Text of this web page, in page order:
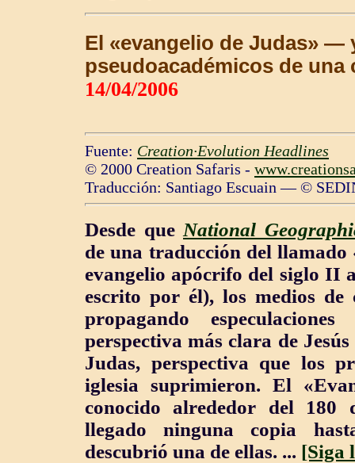
El «evangelio de Judas» —
pseudoacadémicos de una
14/04/2006
Fuente: Creation·Evolution Headlines
© 2000 Creation Safaris -
Traducción: Santiago Escuain — ©
Desde que National
de una traducción del llamado
evangelio apócrifo del siglo II
escrito por él), los medios de
propagando
perspectiva más clara de
Judas, perspectiva que los
iglesia suprimieron. El
conocido alrededor del 180
llegado ninguna copia
descubrió una de ellas. ... [Siga